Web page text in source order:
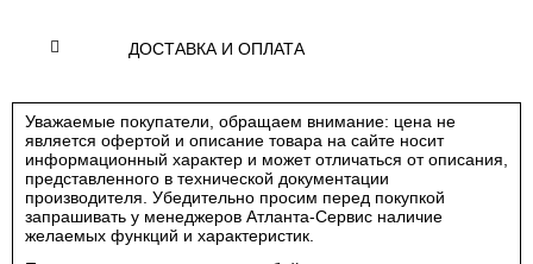
ДОСТАВКА И ОПЛАТА
Уважаемые покупатели, обращаем внимание: цена не
является офертой и описание товара на сайте носит
информационный характер и может отличаться от описания,
представленного в технической документации
производителя. Убедительно просим перед покупкой
запрашивать у менеджеров Атланта-Сервис наличие
желаемых функций и характеристик.